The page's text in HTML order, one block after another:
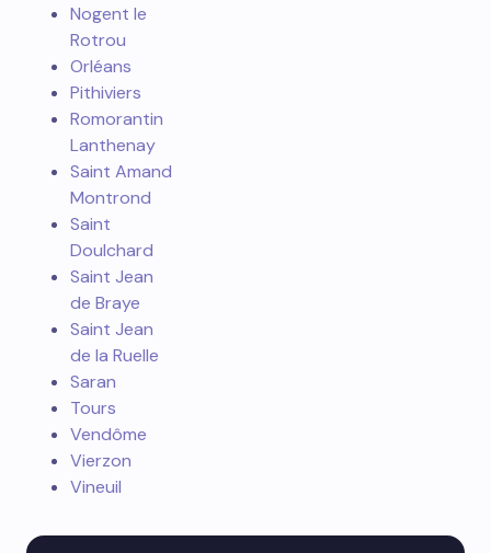
Nogent le
Rotrou
Orléans
Pithiviers
Romorantin
Lanthenay
Saint Amand
Montrond
Saint
Doulchard
Saint Jean
de Braye
Saint Jean
de la Ruelle
Saran
Tours
Vendôme
Vierzon
Vineuil